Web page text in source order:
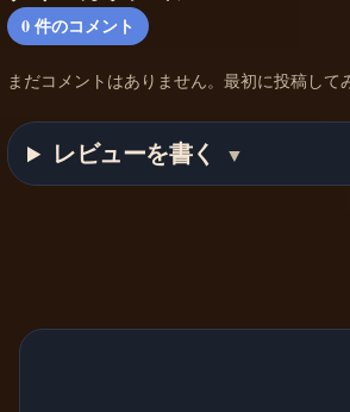
0件のコメント
まだコメントはありません。最初に投稿して
レビューを書く ▼